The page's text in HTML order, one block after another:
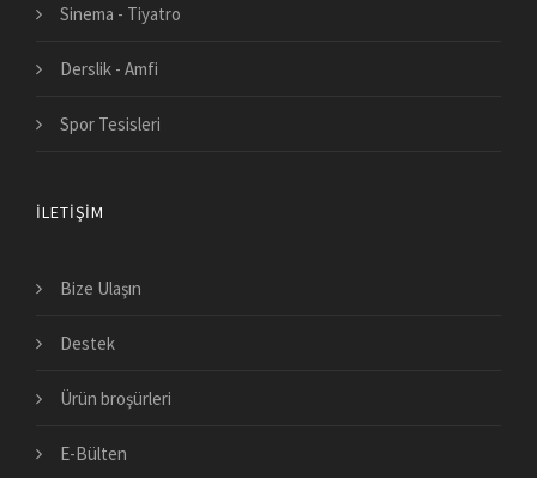
Sinema - Tiyatro
Derslik - Amfi
Spor Tesisleri
İLETIŞIM
Bize Ulaşın
Destek
Ürün broşürleri
E-Bülten